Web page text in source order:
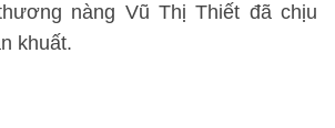
nàng Vũ Thị Thiết đã chịu
khuất.